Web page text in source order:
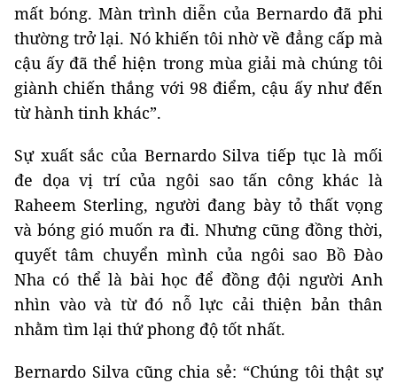
mất bóng. Màn trình diễn của Bernardo đã phi
thường trở lại. Nó khiến tôi nhờ về đẳng cấp mà
cậu ấy đã thể hiện trong mùa giải mà chúng tôi
giành chiến thắng với 98 điểm, cậu ấy như đến
từ hành tinh khác”.
Sự xuất sắc của Bernardo Silva tiếp tục là mối
đe dọa vị trí của ngôi sao tấn công khác là
Raheem Sterling, người đang bày tỏ thất vọng
và bóng gió muốn ra đi. Nhưng cũng đồng thời,
quyết tâm chuyển mình của ngôi sao Bồ Đào
Nha có thể là bài học để đồng đội người Anh
nhìn vào và từ đó nỗ lực cải thiện bản thân
nhằm tìm lại thứ phong độ tốt nhất.
Bernardo Silva cũng chia sẻ: “Chúng tôi thật sự